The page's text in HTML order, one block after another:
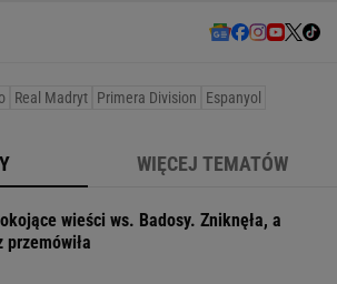
Real Madryt Primera Division Espanyol
WIĘCEJ TEMATÓW
wieści ws. Badosy. Zniknęła, a
przemówiła